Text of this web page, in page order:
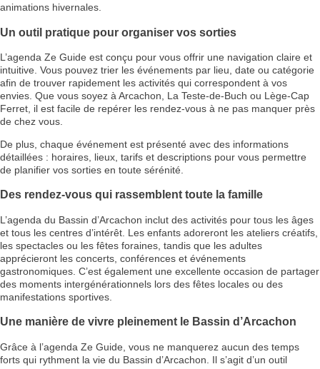
animations hivernales.
Un outil pratique pour organiser vos sorties
L’agenda Ze Guide est conçu pour vous offrir une navigation claire et
intuitive. Vous pouvez trier les événements par lieu, date ou catégorie
afin de trouver rapidement les activités qui correspondent à vos
envies. Que vous soyez à Arcachon, La Teste-de-Buch ou Lège-Cap
Ferret, il est facile de repérer les rendez-vous à ne pas manquer près
de chez vous.
De plus, chaque événement est présenté avec des informations
détaillées : horaires, lieux, tarifs et descriptions pour vous permettre
de planifier vos sorties en toute sérénité.
Des rendez-vous qui rassemblent toute la famille
L’agenda du Bassin d’Arcachon inclut des activités pour tous les âges
et tous les centres d’intérêt. Les enfants adoreront les ateliers créatifs,
les spectacles ou les fêtes foraines, tandis que les adultes
apprécieront les concerts, conférences et événements
gastronomiques. C’est également une excellente occasion de partager
des moments intergénérationnels lors des fêtes locales ou des
manifestations sportives.
Une manière de vivre pleinement le Bassin d’Arcachon
Grâce à l’agenda Ze Guide, vous ne manquerez aucun des temps
forts qui rythment la vie du Bassin d’Arcachon. Il s’agit d’un outil